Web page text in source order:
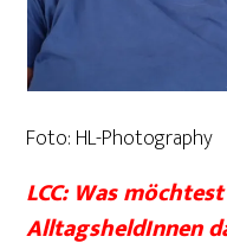
Foto: HL-Photography
LCC: Was
AlltagsheldInnen